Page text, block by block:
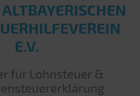
E.V.
für Lohnsteuer &